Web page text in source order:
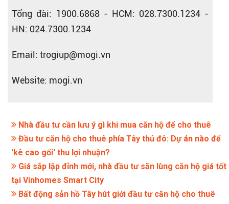
Tổng đài: 1900.6868 - HCM: 028.7300.1234 -
HN: 024.7300.1234
Email: trogiup@mogi.vn
Website: mogi.vn
Nhà đầu tư cần lưu ý gì khi mua căn hộ để cho thuê
Đầu tư căn hộ cho thuê phía Tây thủ đô: Dự án nào để
'kê cao gối' thu lợi nhuận?
Giá sắp lập đỉnh mới, nhà đầu tư săn lùng căn hộ giá tốt
tại Vinhomes Smart City
Bất động sản hồ Tây hút giới đầu tư căn hộ cho thuê